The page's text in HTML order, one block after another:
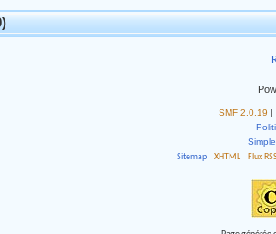
SMF 2.0.19 |
Sitemap
XHTML Flux